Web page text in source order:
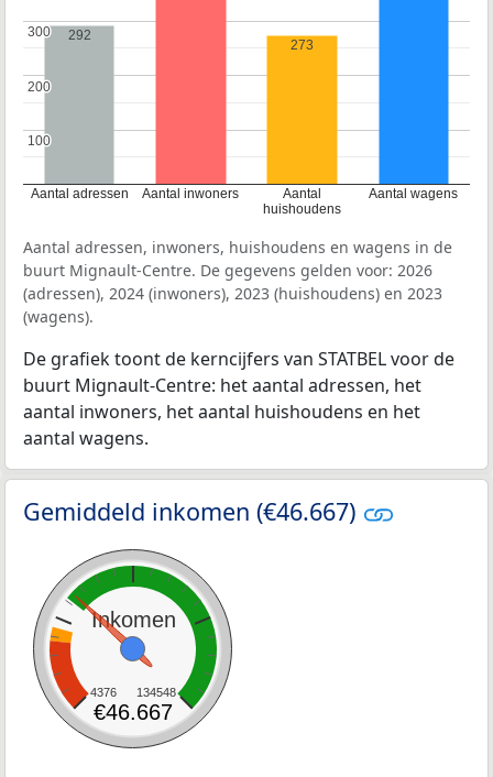
Aantal adressen Aantal inwoners
Aantal
huishoudens
Aantal wagens
100
100
200
200
300
300 292
273
Aantal adressen, inwoners, huishoudens en wagens in de
buurt Mignault-Centre. De gegevens gelden voor: 2026
(adressen), 2024 (inwoners), 2023 (huishoudens) en 2023
(wagens).
De grafiek toont de kerncijfers van STATBEL voor de
buurt Mignault-Centre: het aantal adressen, het
aantal inwoners, het aantal huishoudens en het
aantal wagens.
Gemiddeld inkomen (€46.667)
Inkomen
4376 134548
€46.667